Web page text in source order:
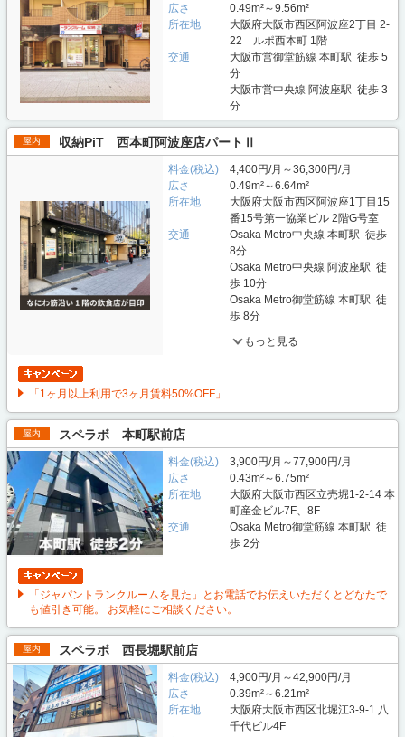
広さ
0.49m²～9.56m²
所在地
大阪府大阪市西区阿波座2丁目 2-
22 ルポ西本町 1階
交通
大阪市営御堂筋線 本町駅 徒歩 5
分
大阪市営中央線 阿波座駅 徒歩 3
分
屋内 収納PiT 西本町阿波座店パートⅡ
料金(税込)
4,400円/月～36,300円/月
広さ
0.49m²～6.64m²
所在地
大阪府大阪市西区阿波座1丁目15
番15号第一協業ビル 2階G号室
交通
Osaka Metro中央線 本町駅 徒歩
8分
Osaka Metro中央線 阿波座駅 徒
歩 10分
Osaka Metro御堂筋線 本町駅 徒
歩 8分
もっと見る
「1ヶ月以上利用で3ヶ月賃料50%OFF」
屋内 スペラボ 本町駅前店
料金(税込)
3,900円/月～77,900円/月
広さ
0.43m²～6.75m²
所在地
大阪府大阪市西区立売堀1-2-14 本
町産金ビル7F、8F
交通
Osaka Metro御堂筋線 本町駅 徒
歩 2分
「ジャパントランクルームを見た」とお電話でお伝えいただくとどなたで
も値引き可能。 お気軽にご相談ください。
屋内 スペラボ 西長堀駅前店
料金(税込)
4,900円/月～42,900円/月
広さ
0.39m²～6.21m²
所在地
大阪府大阪市西区北堀江3-9-1 八
千代ビル4F